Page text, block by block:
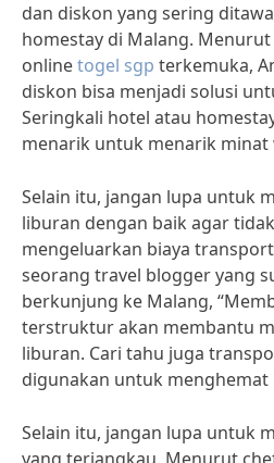
dan diskon yang sering
homestay di Malang.
onlinetogel sgp terkemuka,
diskon bisa menjadi solusi
Seringkali hotel atau
menarik untuk menarik minat
Selain itu, jangan lupa untuk
liburan dengan baik agar
mengeluarkan biaya
seorang travel blogger yang
berkunjung ke Malang,
terstruktur akan membantu
liburan. Cari tahu juga
digunakan untuk menghemat
Selain itu, jangan lupa untuk